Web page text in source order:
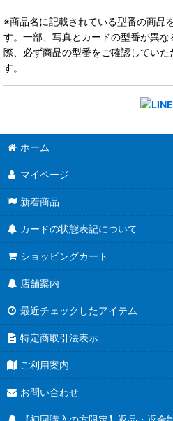
※商品名に記載されている型番の商品
す。一部、写真とカードの型番が異
際、必ず商品の型番をご確認してい
す。
ホーム
マイページ
新着商品
カードの状態表記について
ショッピングカート
店舗案内
最近チェックしたアイテム
特定商取引法表示
ご利用案内
お問い合わせ